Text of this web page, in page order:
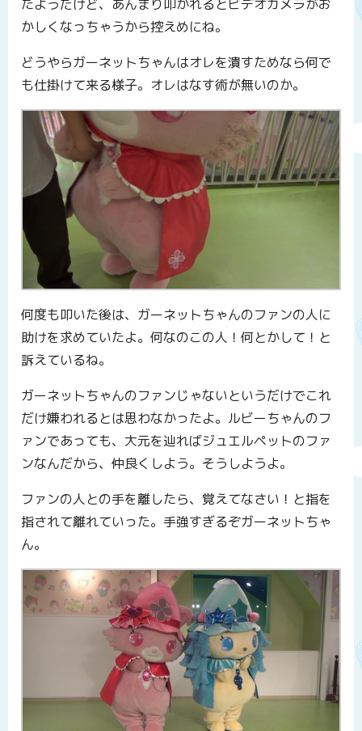
たようだけど、あんまり叩かれるとビデオカメラがお
かしくなっちゃうから控えめにね。
どうやらガーネットちゃんはオレを潰すためなら何で
も仕掛けて来る様子。オレはなす術が無いのか。
何度も叩いた後は、ガーネットちゃんのファンの人に
助けを求めていたよ。何なのこの人！何とかして！と
訴えているね。
ガーネットちゃんのファンじゃないというだけでこれ
だけ嫌われるとは思わなかったよ。ルビーちゃんのフ
ァンであっても、大元を辿ればジュエルペットのファ
ンなんだから、仲良くしよう。そうしようよ。
ファンの人との手を離したら、覚えてなさい！と指を
指されて離れていった。手強すぎるぞガーネットちゃ
ん。